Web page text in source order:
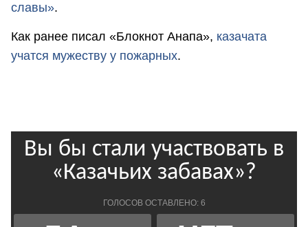
славы».
Как ранее писал «Блокнот Анапа», казачата
учатся мужеству у пожарных.